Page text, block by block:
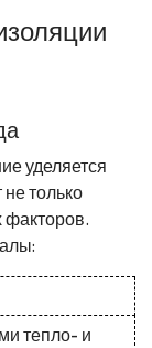
уделяется
только
факторов.
тепло- и